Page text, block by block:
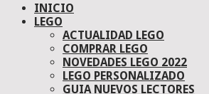
INICIO
LEGO
ACTUALIDAD LEGO
COMPRAR LEGO
NOVEDADES LEGO 2022
LEGO PERSONALIZADO
GUIA NUEVOS LECTORES